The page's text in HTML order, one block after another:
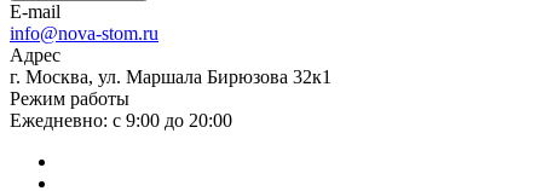
E-mail
info@nova-stom.ru
Адрес
г. Москва, ул. Маршала Бирюзова 32к1
Режим работы
Ежедневно: с 9:00 до 20:00